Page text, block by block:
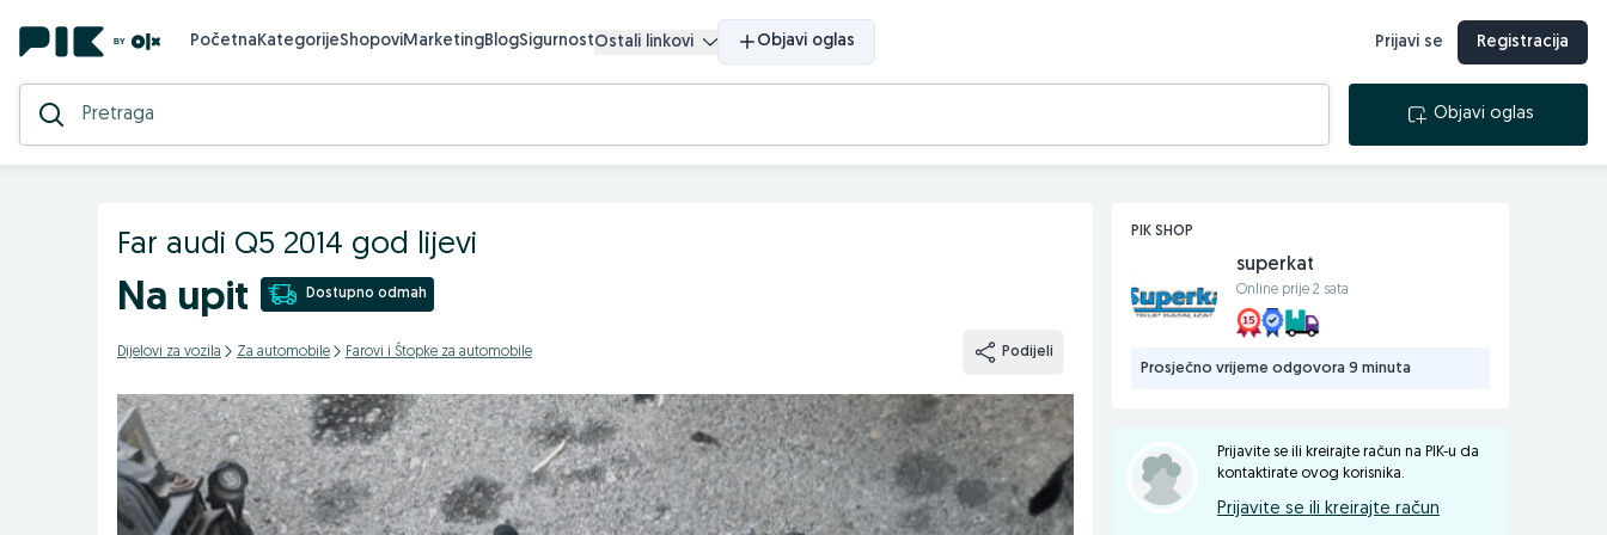
PočetnaKategorijeShopoviMarketingBlogSigurnostOstali linkovi Objavi oglas Prijavi se Registracija
Objavi oglas
Far audi Q5 2014 god lijevi
Na upit Dostupno odmah
Dijelovi za vozila Za automobile Farovi i Štopke za automobile Podijeli
PIK SHOP
superkat
Online prije 2 sata
Prosječno vrijeme odgovora 9 minuta
Prijavite se ili kreirajte račun na PIK-u da
kontaktirate ovog korisnika.
Prijavite se ili kreirajte račun